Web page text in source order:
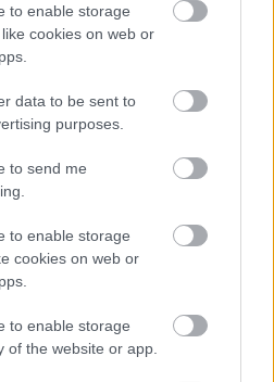
to enable storage
cookies on web or
data to be sent to
purposes.
to send me
to enable storage
cookies on web or
to enable storage
of the website or app.
de sarampión en Polonia no
INH - PIB, a finales de